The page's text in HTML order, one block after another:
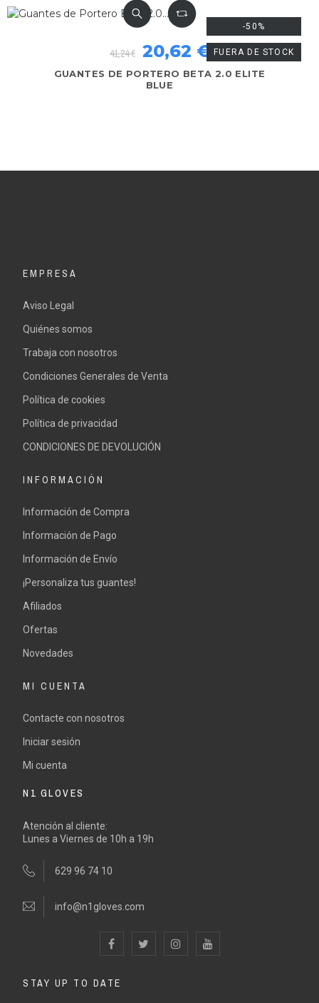
GUANTES DE PORTERO BETA 2.0 ELITE
BLUE
41,24 € 20,62 €
-50%
FUERA DE STOCK
EMPRESA
Aviso Legal
Quiénes somos
Trabaja con nosotros
Condiciones Generales de Venta
Política de cookies
Política de privacidad
CONDICIONES DE DEVOLUCIÓN
INFORMACIÓN
Información de Compra
Información de Pago
Información de Envío
¡Personaliza tus guantes!
Afiliados
Ofertas
Novedades
MI CUENTA
Contacte con nosotros
Iniciar sesión
Mi cuenta
N1 GLOVES
Atención al cliente:
Lunes a Viernes de 10h a 19h
629 96 74 10
info@n1gloves.com
STAY UP TO DATE